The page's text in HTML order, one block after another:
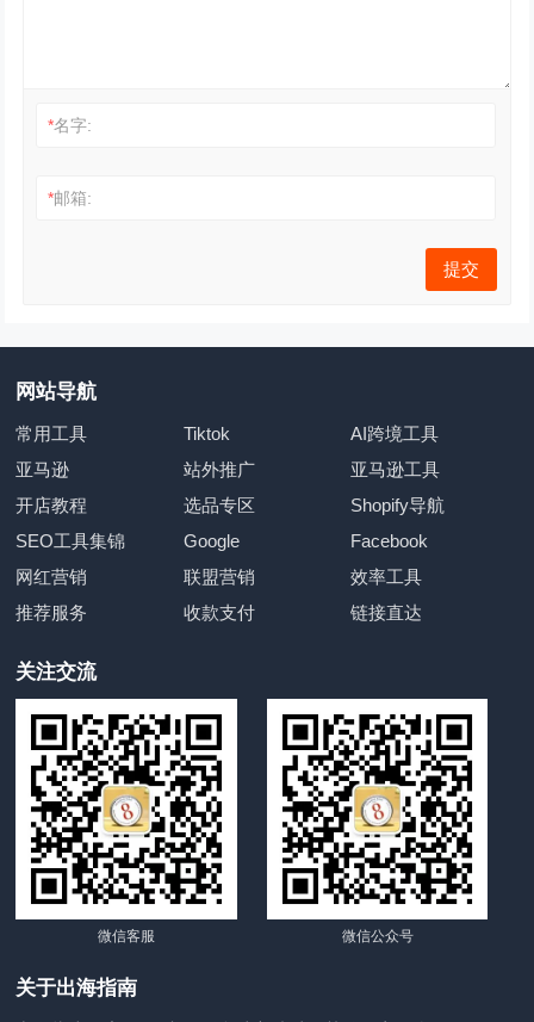
*名字:
*邮箱:
网站导航
常用工具 Tiktok
AI跨境工具
亚马逊
站外推广
亚马逊工具
开店教程
选品专区
Shopify导航
SEO工具集锦
Google
Facebook
网红营销
联盟营销
效率工具
推荐服务
收款支付 链接直达
关注交流
微信客服 微信公众号
关于出海指南